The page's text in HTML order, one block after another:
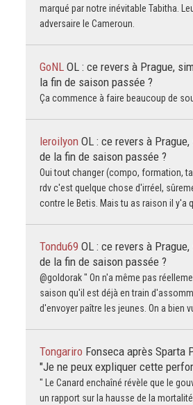
marqué par notre inévitable Tabitha.
adversaire le Cameroun.
GoNL OL : ce revers à Prague,
la fin de saison passée ?
Ça commence à faire beaucoup de
leroilyon OL : ce revers à
de la fin de saison passée ?
Oui tout changer (compo, formation,
rdv c'est quelque chose d'irréel,
contre le Betis. Mais tu as raison il y'a
Tondu69 OL : ce revers à
de la fin de saison passée ?
@goldorak " On n'a même pas
saison qu'il est déjà en train
d'envoyer paître les jeunes. On a bien
Tongariro Fonseca après Sparta
"Je ne peux expliquer cette
" Le Canard enchaîné révèle que le
un rapport sur la hausse de la